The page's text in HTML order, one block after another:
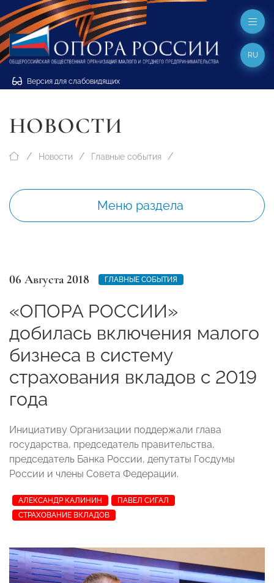
Версия для слабовидящих
RU
НОВОСТИ
Новости Главные события
Меню раздела
06 Августа 2018 ГЛАВНЫЕ СОБЫТИЯ
«ОПОРА РОССИИ»
добилась включения малого
бизнеса в систему
страхования вкладов с 2019
года
Инициативу Организации поддержали глава
государства, председатель правительства,
председатель Банка России, депутаты Госдумы
России и члены Совета Федерации.
АЛЕКСАНДР КАЛИНИН
ПАВЕЛ СИГАЛ
СТРАХОВАНИЕ ВКЛАДОВ